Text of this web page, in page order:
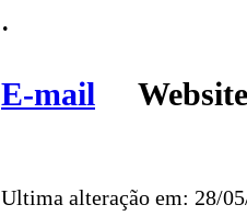
.
E-mail
Ultima alteração em: 28/